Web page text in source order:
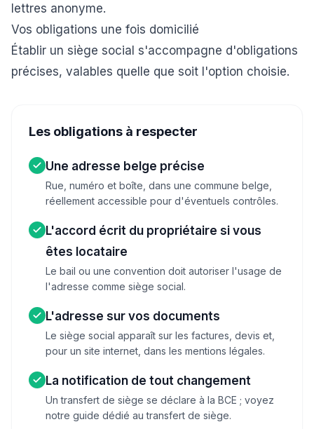
lettres anonyme.
Vos obligations une fois domicilié
Établir un siège social s'accompagne d'obligations
précises, valables quelle que soit l'option choisie.
Les obligations à respecter
Une adresse belge précise
Rue, numéro et boîte, dans une commune belge,
réellement accessible pour d'éventuels contrôles.
L'accord écrit du propriétaire si vous
êtes locataire
Le bail ou une convention doit autoriser l'usage de
l'adresse comme siège social.
L'adresse sur vos documents
Le siège social apparaît sur les factures, devis et,
pour un site internet, dans les mentions légales.
La notification de tout changement
Un transfert de siège se déclare à la BCE ; voyez
notre guide dédié au transfert de siège.